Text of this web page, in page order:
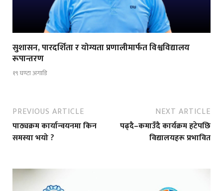
सुशासन, पारदर्शिता र योग्यता प्रणालीमार्फत विश्वविद्यालय
रूपान्तरण
१९ घण्टा अगाडि
PREVIOUS ARTICLE
पाठ्यक्रम कार्यान्वयनमा किन
समस्या भयो ?
NEXT ARTICLE
पढ्दै–कमाउँदै कार्यक्रम हटेपछि
विद्यालयहरू प्रभावित